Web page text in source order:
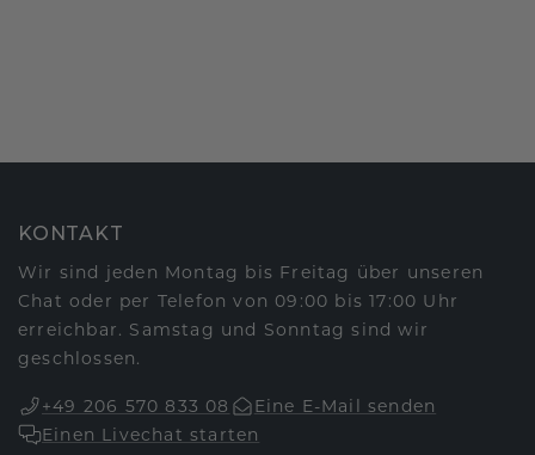
KONTAKT
Wir sind jeden Montag bis Freitag über unseren
Chat oder per Telefon von 09:00 bis 17:00 Uhr
erreichbar. Samstag und Sonntag sind wir
geschlossen.
+49 206 570 833 08
Eine E-Mail senden
Einen Livechat starten